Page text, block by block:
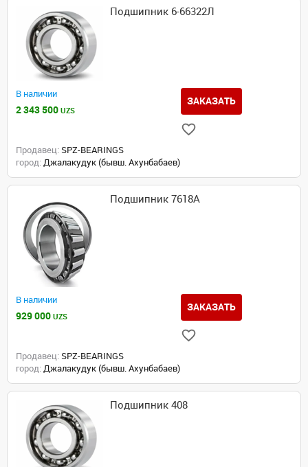
Подшипник 6-66322Л
В наличии
2 343 500 UZS
ЗАКАЗАТЬ
Продавец: SPZ-BEARINGS
город: Джалакудук (бывш. Ахунбабаев)
Подшипник 7618А
В наличии
929 000 UZS
ЗАКАЗАТЬ
Продавец: SPZ-BEARINGS
город: Джалакудук (бывш. Ахунбабаев)
Подшипник 408